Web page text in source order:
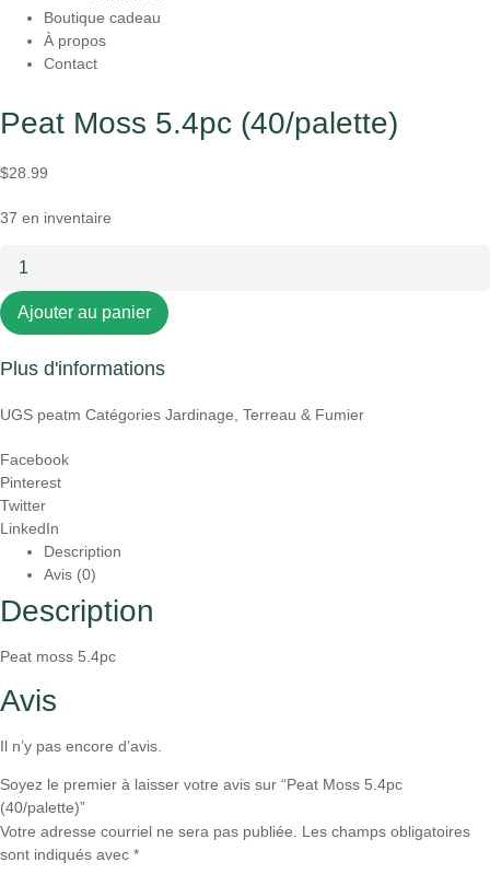
Boutique cadeau
À propos
Contact
Peat Moss 5.4pc (40/palette)
$28.99
37 en inventaire
Peat
Moss
(40/palette)
Ajouter au panier
Plus d'informations
UGS peatm Catégories Jardinage, Terreau & Fumier
Facebook
Pinterest
Twitter
LinkedIn
Description
Avis (0)
Description
Peat moss 5.4pc
Avis
Il n’y pas encore d’avis.
Soyez le premier à laisser votre avis sur “Peat Moss 5.4pc
(40/palette)”
Votre adresse courriel ne sera pas publiée.
Les champs obligatoires
sont indiqués avec *